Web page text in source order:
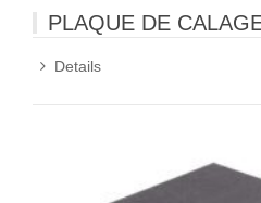
PLAQUE DE
Details